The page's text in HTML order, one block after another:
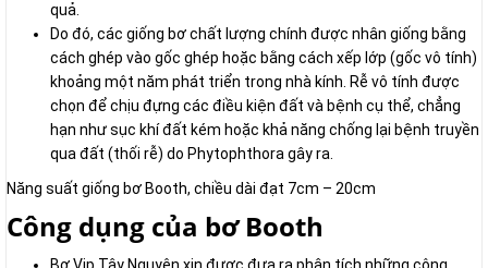
quả.
Do đó, các giống bơ chất lượng chính được nhân giống bằng
cách ghép vào gốc ghép hoặc bằng cách xếp lớp (gốc vô tính)
khoảng một năm phát triển trong nhà kính. Rễ vô tính được
chọn để chịu đựng các điều kiện đất và bệnh cụ thể, chẳng
hạn như sục khí đất kém hoặc khả năng chống lại bệnh truyền
qua đất (thối rễ) do Phytophthora gây ra.
Năng suất giống bơ Booth, chiều dài đạt 7cm – 20cm
Công dụng của bơ Booth